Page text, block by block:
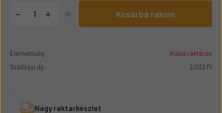
- + db Kosárba rakom
Elérhetőség:
Külső raktáron
Szállítási díj:
2.032 Ft
Nagy raktárkészlet